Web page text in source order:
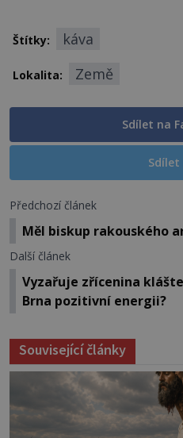
Štítky: káva
Lokalita: Země
Sdílet na
Sdílet
Předchozí článek
Měl biskup rakouského
Další článek
Vyzařuje zřícenina
Brna pozitivní energii?
Související články